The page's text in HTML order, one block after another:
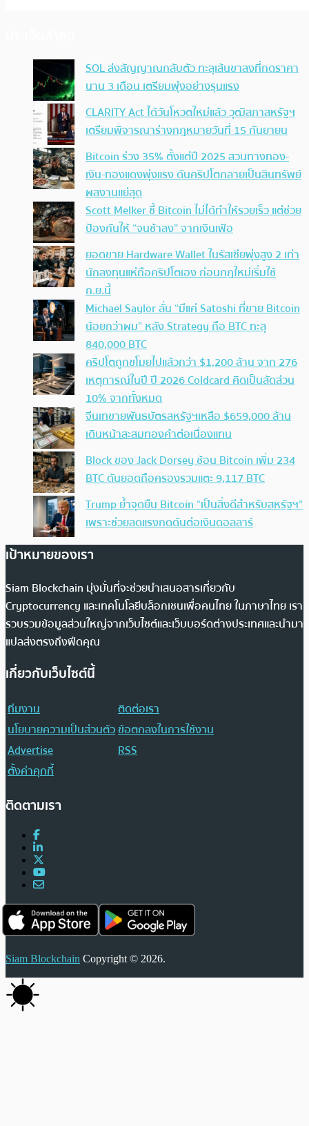
SOL ส่งสัญญาณกลับตัว ทะลุเส้นขาลงที่กดราคา
นาน 3 เดือน เตรียมพุ่งอย่างรุนแรง
CLARITY Act ได้วันโหวตใหม่แล้ว วุฒิสภาสหรัฐฯ
เตรียมพิจารณาร่างกฎหมายวันที่ 15 กันยายน
Bitcoin ร่วง 35% ตั้งแต่ปี 2025 สวนทางทอง-
เงิน-ทองแดงพุ่งแรง ดันคริปโตกลายเป็นสินทรัพย์
ผลงานแย่สุด
Scott Melker ชี้ Bitcoin ไม่ได้ทำให้รวยเร็ว แต่ช่วย
ป้องกันให้ “จนช้าลง” จากเงินเฟ้อ
ยอดขาย Hardware Wallet ในรัสเซียพุ่งสูง 2 เท่า
นักลงทุนแห่ถือคริปโตเอง ก่อนกฎใหม่เริ่มใช้
ก.ย.นี้
Michael Saylor ลั่น “มีแค่ Satoshi ที่ขาย Bitcoin
น้อยกว่าผม” หลัง Strategy ถือ BTC ทะลุ
840,000 BTC
คริปโตถูกขโมยไปแล้วกว่า $1,200 ล้าน จาก 276
เหตุการณ์ในปี ปี 2026 Coldcard คิดเป็นสัดส่วน
10% จากทั้งหมด
จีนเทขายพันธบัตรสหรัฐฯเหลือ $659,000 ล้าน
เดินหน้าสะสมทองคำต่อเนื่องแทน
Block ของ Jack Dorsey ช้อน Bitcoin เพิ่ม 234
BTC ดันยอดถือครองรวมแตะ 9,117 BTC
Trump ย้ำจุดยืน Bitcoin “เป็นสิ่งดีสำหรับสหรัฐฯ”
เพราะช่วยลดแรงกดดันต่อเงินดอลลาร์
เป้าหมายของเรา
Siam Blockchain มุ่งมั่นที่จะช่วยนำเสนอสารเกี่ยวกับ
Cryptocurrency และเทคโนโลยีบล็อกเชนเพื่อคนไทย ในภาษาไทย เรา
รวบรวมข้อมูลส่วนใหญ่จากเว็บไซต์และเว็บบอร์ดต่างประเทศและนำมา
แปลส่งตรงถึงฟีดคุณ
เกี่ยวกับเว็บไซต์นี้
ทีมงาน
ติดต่อเรา
นโยบายความเป็นส่วนตัวข้อตกลงในการใช้งาน
Advertise
RSS
ตั้งค่าคุกกี้
ติดตามเรา
Siam Blockchain Copyright © 2026.